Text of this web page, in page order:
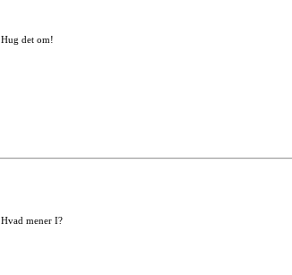
Hug det om!
Hvad mener I?